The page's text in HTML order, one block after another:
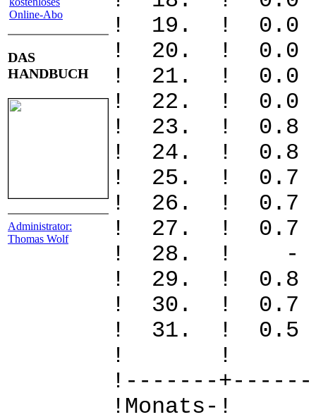
Online-Abo
DAS
HANDBUCH
Administrator:
Thomas Wolf
! 19. !
! 20. !
! 21. !
! 22. !
! 23. !
! 24. !
! 25. !
! 26. !
! 27. !
! 28. !
! 29. !
! 30. !
! 31. !
!
!-------